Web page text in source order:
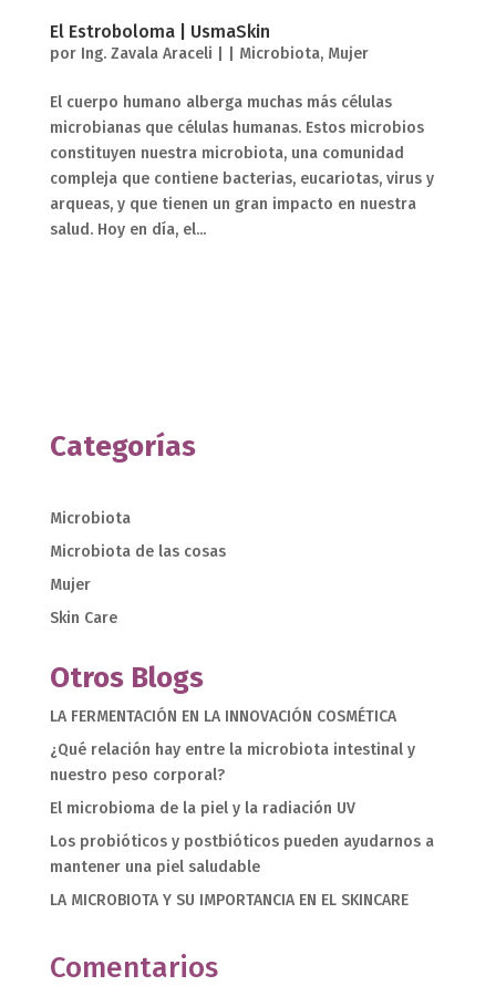
El Estroboloma | UsmaSkin
por Ing. Zavala Araceli Microbiota, Mujer
El cuerpo humano alberga muchas más células
microbianas que células humanas. Estos microbios
constituyen nuestra microbiota, una comunidad
compleja que contiene bacterias, eucariotas, virus y
arqueas, y que tienen un gran impacto en nuestra
salud. Hoy en día, el...
Categorías
Microbiota
Microbiota de las cosas
Mujer
Skin Care
Otros Blogs
LA FERMENTACIÓN EN LA INNOVACIÓN COSMÉTICA
¿Qué relación hay entre la microbiota intestinal y
nuestro peso corporal?
El microbioma de la piel y la radiación UV
Los probióticos y postbióticos pueden ayudarnos a
mantener una piel saludable
LA MICROBIOTA Y SU IMPORTANCIA EN EL SKINCARE
Comentarios